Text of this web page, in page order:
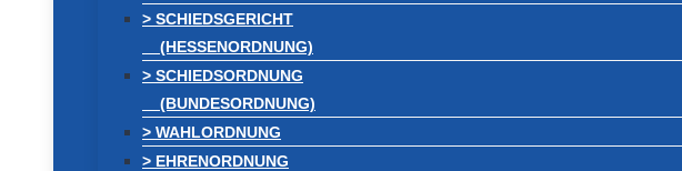
> SCHIEDSGERICHT
(HESSENORDNUNG)
> SCHIEDSORDNUNG
(BUNDESORDNUNG)
> WAHLORDNUNG
> EHRENORDNUNG